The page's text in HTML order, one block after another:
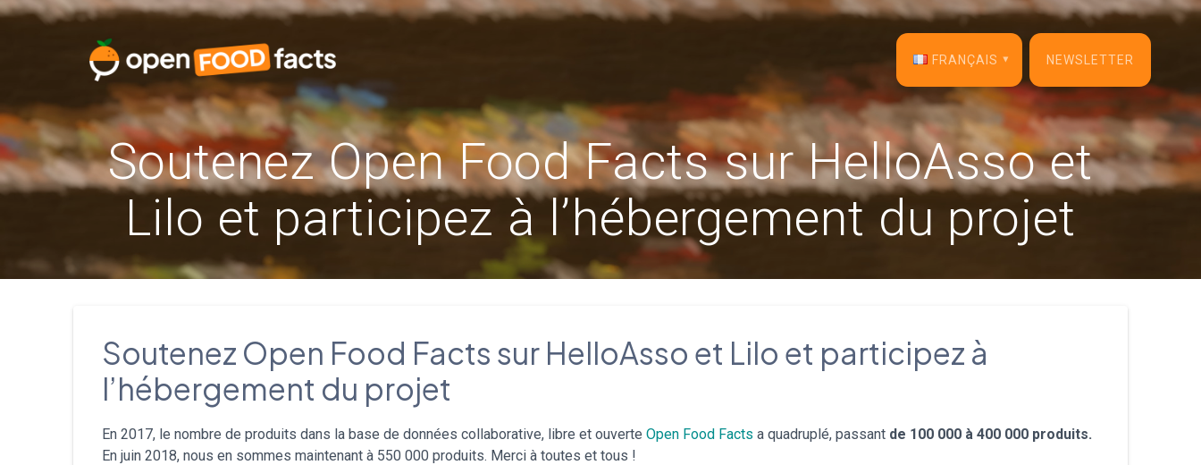
Skip
FRANÇAIS
Français
Deutsch
NEWSLETTER
Soutenez Open Food Facts sur HelloAsso et
Lilo et participez à l’hébergement du projet
Soutenez Open Food Facts sur HelloAsso et Lilo et participez à
l’hébergement du projet
En 2017, le nombre de produits dans la base de données collaborative, libre et ouverteOpen Food Facts a quadruplé, passant de 100 000 à 400 000 produits.
En juin 2018, nous en sommes maintenant à 550 000 produits. Merci à toutes et tous !